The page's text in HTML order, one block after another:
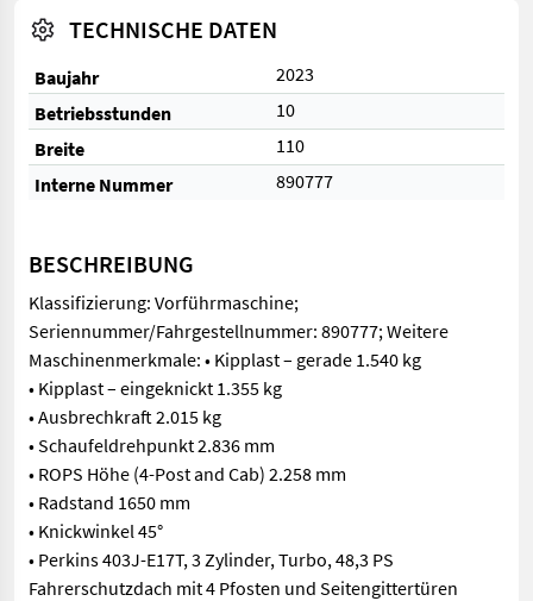
TECHNISCHE DATEN
Baujahr
2023
Betriebsstunden
10
Breite
110
Interne Nummer
890777
BESCHREIBUNG
Klassifizierung: Vorführmaschine;
Seriennummer/Fahrgestellnummer: 890777; Weitere
Maschinenmerkmale: • Kipplast – gerade 1.540 kg
• Kipplast – eingeknickt 1.355 kg
• Ausbrechkraft 2.015 kg
• Schaufeldrehpunkt 2.836 mm
• ROPS Höhe (4-Post and Cab) 2.258 mm
• Radstand 1650 mm
• Knickwinkel 45°
• Perkins 403J-E17T, 3 Zylinder, Turbo, 48,3 PS
Fahrerschutzdach mit 4 Pfosten und Seitengittertüren